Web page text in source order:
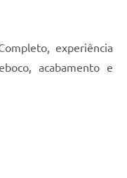
experiência
acabamento e